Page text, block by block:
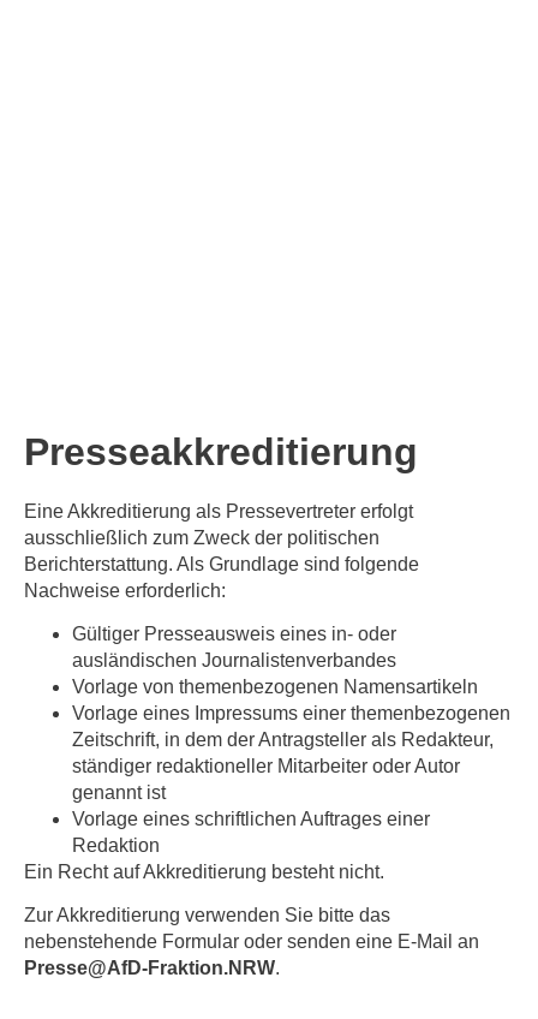
Presse­akkreditierung
Eine Akkreditierung als Pressevertreter erfolgt
ausschließlich zum Zweck der politischen
Berichterstattung. Als Grundlage sind folgende
Nachweise erforderlich:
Gültiger Presseausweis eines in- oder
ausländischen Journalistenverbandes
Vorlage von themenbezogenen Namensartikeln
Vorlage eines Impressums einer themenbezogenen
Zeitschrift, in dem der Antragsteller als Redakteur,
ständiger redaktioneller Mitarbeiter oder Autor
genannt ist
Vorlage eines schriftlichen Auftrages einer
Redaktion
Ein Recht auf Akkreditierung besteht nicht.
Zur Akkreditierung verwenden Sie bitte das
nebenstehende Formular oder senden eine E-Mail an
Presse@AfD-Fraktion.NRW.